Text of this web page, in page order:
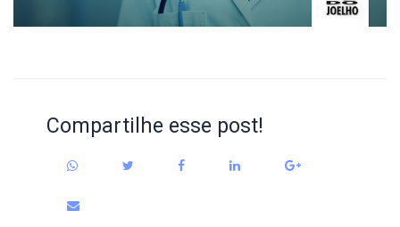
Compartilhe esse post!